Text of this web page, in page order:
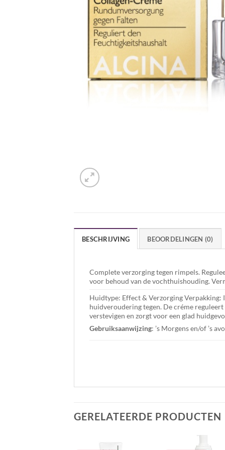
BESCHRIJVING BEOORDELINGEN (0)
Complete verzorging tegen rimpels.
voor behoud van de vochthuishouding.
Huidtype: Effect & Verzorging Verpakking:
huidveroudering tegen. De créme
verstevigen en zorgt voor een glad
Gebruiksaanwijzing: ’s Morgens en/of ’s
GERELATEERDE PRODUCTEN